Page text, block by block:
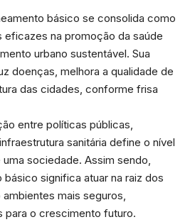
básico se consolida como
eficazes na promoção da saúde
urbano sustentável. Sua
doenças, melhora a qualidade de
das cidades, conforme frisa
entre políticas públicas,
sanitária define o nível
sociedade. Assim sendo,
significa atuar na raiz dos
mais seguros,
para o crescimento futuro.